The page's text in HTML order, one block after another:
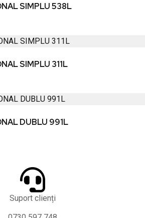
SIMPLU 538L
SIMPLU 311L
DUBLU 991L
Suport clienți